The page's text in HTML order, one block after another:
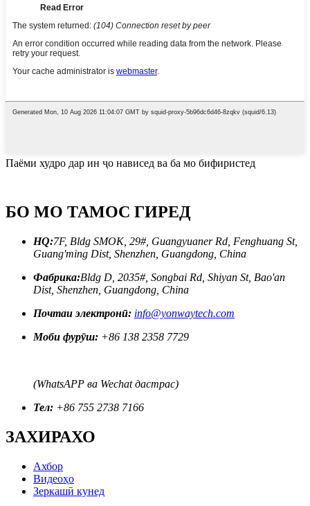
Паёми худро дар ин ҷо нависед ва ба мо бифиристед
БО МО ТАМОС ГИРЕД
HQ:7F, Bldg SMOK, 29#, Guangyuaner Rd, Fenghuang St,
Guang'ming Dist, Shenzhen, Guangdong, China
Фабрика:Bldg D, 2035#, Songbai Rd, Shiyan St, Bao'an
Dist, Shenzhen, Guangdong, China
Почтаи электронӣ: info@yonwaytech.com
Моби фурӯш: +86 138 2358 7729
(WhatsAPP ва Wechat дастрас)
Тел: +86 755 2738 7166
ЗАХИРАХО
Ахбор
Видеоҳо
Зеркашӣ кунед